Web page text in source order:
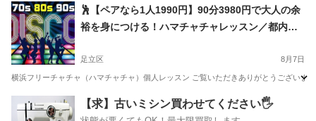
東京 調布市 仙川駅 ズンバ ZUMBA
🕺【ペアなら1人1990円】90分3980円で大人の余
裕を身につける！ハマチャチャレッスン／都内・
ッスン
足立区 8月7日
横浜フリーチャチャ（ハマチャチャ）個人レッスン ご覧いただきありがとうございま
東京 足立区 その他 ハマチャチャ
【求】古いミシン買わせてください🖐️